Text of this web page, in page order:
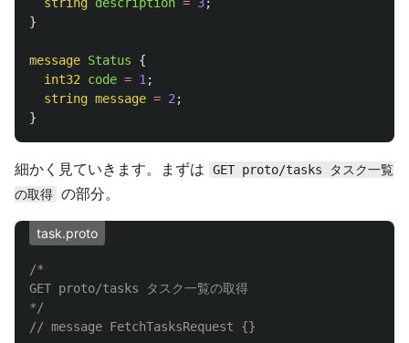
}
message Status
{
int32
code = 1 ;
string message = 2 ;
}
細かく見ていきます。まずは
GET proto/tasks タスク一覧
の取得 の部分。
task.proto
/*
GET proto/tasks タスク一覧の取得
*/
// message FetchTasksRequest {}